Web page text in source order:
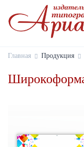
Главная Продукция